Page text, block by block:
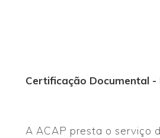
Certificação Documental -
A ACAP presta o serviço